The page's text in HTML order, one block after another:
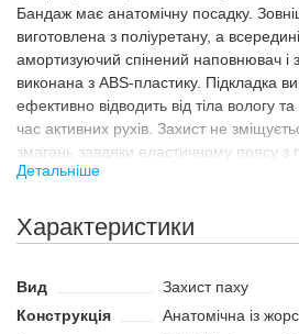
Бандаж має анатомічну посадку.
виготовлена з поліуретану, а
амортизуючий спінений наповнювач і
виконана з ABS-пластику. Підкладка
ефективно відводить від тіла вологу
час активних рухів. Захист не
змагань завдяки еластичному поясу з
ременями.
Паховий бандаж можна
одягається під одяг і забезпечує
пахову ділянку. Під час тренувань і
Детальніше
Характеристики
Вид
Захист паху
Конструкція
Анатомічна із